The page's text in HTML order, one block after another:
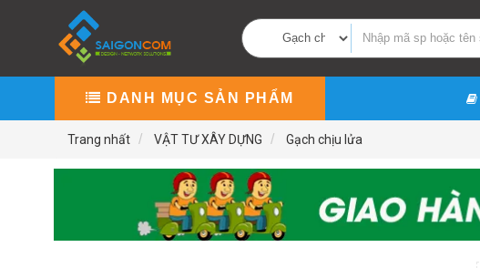
DANH MỤC SẢN PHẨM
Trang nhất VẬT TƯ XÂY DỰNG Gạch chịu lửa